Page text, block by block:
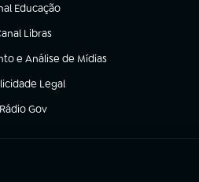
Educação
em nova aba)
Libras
em nova aba)
e Análise de Mídias
aba)
Legal
em nova aba)
Rádio Gov
(abre em nova aba)